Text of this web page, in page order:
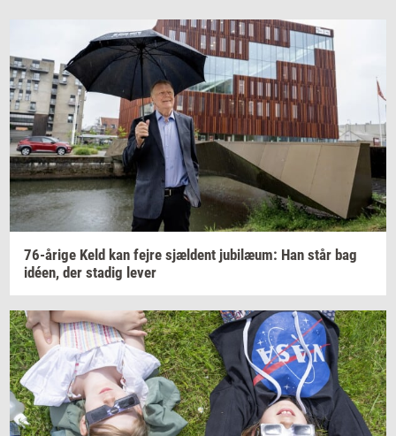
76-​årige Keld kan fejre sjæl­dent ju­bilæum: Han står bag
idéen, der sta­dig lever